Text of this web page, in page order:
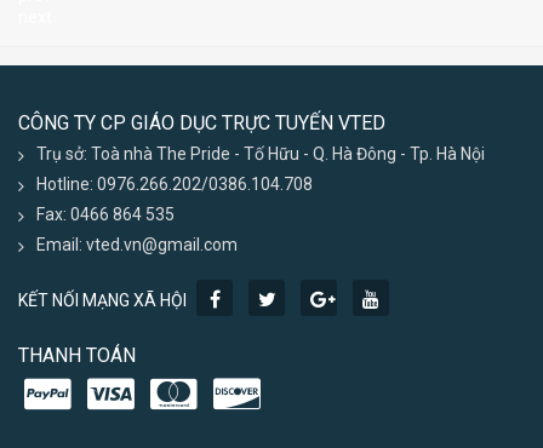
CÔNG TY CP GIÁO DỤC TRỰC TUYẾN VTED
Trụ sở: Toà nhà The Pride - Tố Hữu - Q. Hà Đông - Tp. Hà Nội
Hotline: 0976.266.202/0386.104.708
Fax: 0466 864 535
Email: vted.vn@gmail.com
KẾT NỐI MẠNG XÃ HỘI
THANH TOÁN